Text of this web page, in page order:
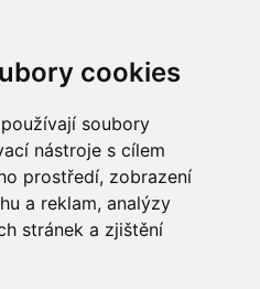
cookies
soubory
nástroje s cílem
prostředí, zobrazení
a reklam, analýzy
stránek a zjištění